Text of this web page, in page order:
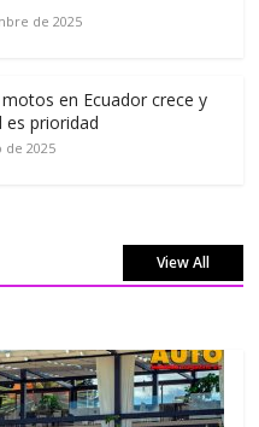
de 2025
en Ecuador crece y
es prioridad
de 2025
View All